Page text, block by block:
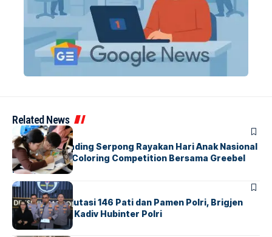
Related News
BERITAINDEX
Atria Hotel Gading Serpong Rayakan Hari Anak Nasional
Lewat Family Coloring Competition Bersama Greebel
Indonesia
BERITA
Mabes Polri Mutasi 146 Pati dan Pamen Polri, Brigjen
Untung Jabat Kadiv Hubinter Polri